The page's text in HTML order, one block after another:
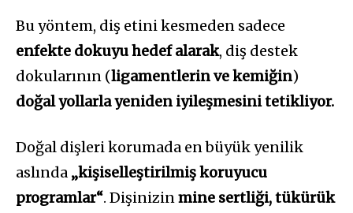
Bu yöntem, diş etini kesmeden sadece
enfekte dokuyu hedef alarak, diş destek
dokularının (ligamentlerin ve kemiğin)
doğal yollarla yeniden iyileşmesini tetikliyor.
Doğal dişleri korumada en büyük yenilik
aslında „kişiselleştirilmiş koruyucu
programlar“. Dişinizinmine sertliği, tükürük